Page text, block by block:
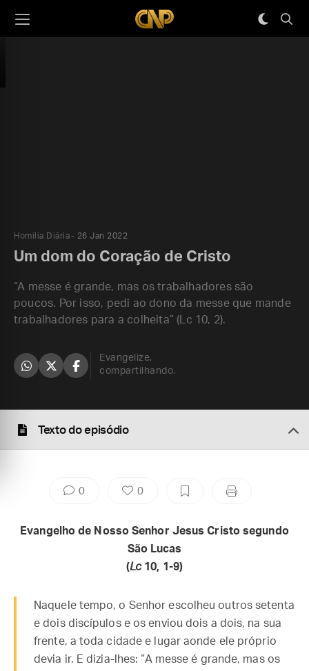
Homilia Diária 26 Jan 2022
Um dom do Coração de Cristo
“A messe é grande, mas os trabalhadores são
poucos. Por isso, pedi ao dono da messe que mande
trabalhadores para a colheita” (Lc 10, 2).
Evangelize,
compartilhando.
Texto do episódio
0 0
Evangelho de Nosso Senhor Jesus Cristo segundo
São Lucas
(Lc 10, 1-9)
Naquele tempo, o Senhor escolheu outros setenta
e dois discípulos e os enviou dois a dois, na sua
frente, a toda cidade e lugar aonde ele próprio
devia ir. E dizia-lhes: “A messe é grande, mas os